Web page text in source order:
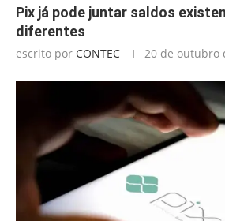
Pix já pode juntar saldos
diferentes
escrito por CONTEC 20 de outubro